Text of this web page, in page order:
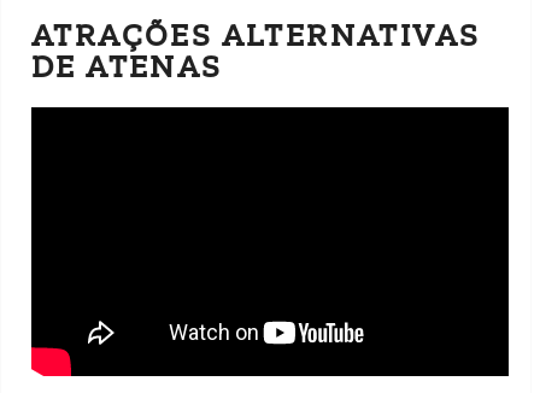
ATRAÇÕES ALTERNATIVAS
DE ATENAS